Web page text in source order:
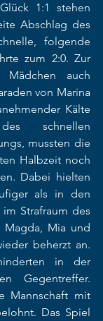
1:1 stehen
Abschlag des
folgende
zum 2:0. Zur
auch
von Marina
Kälte
schnellen
mussten die
Halbzeit noch
Dabei hielten
als in den
Strafraum des
Magda, Mia und
beherzt an.
in der
Gegentreffer.
Mannschaft mit
Das Spiel